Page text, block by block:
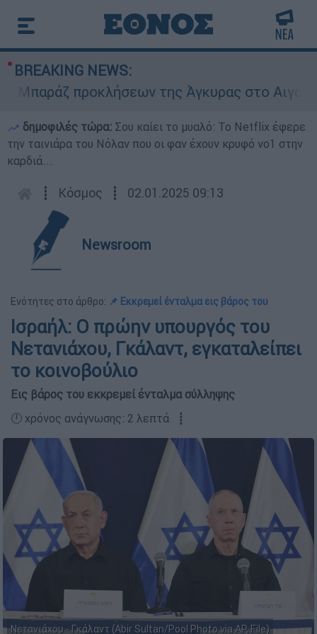
BREAKING NEWS:
προκλήσεων της Άγκυρας στο Αιγαίο:
δημοφιλές τώρα: Σου καίει το μυαλό: Το Netflix έφερε
την ταινιάρα του Νόλαν που οι φαν έχουν κρυφό νο1 στην
καρδιά...
┋ Κόσμος ┋ 02.01.2025 09:13
Newsroom
Ενότητες στο άρθρο: 📌 Εκκρεμεί ένταλμα εις βάρος του
Ισραήλ: Ο πρώην υπουργός του
Νετανιάχου, Γκάλαντ, εγκαταλείπει
το κοινοβούλιο
Εις βάρος του εκκρεμεί ένταλμα σύλληψης
🕛 χρόνος ανάγνωσης: 2 λεπτά ┋
Νετανιάχου - Γκάλαντ (Abir Sultan/Pool Photo via AP, File)